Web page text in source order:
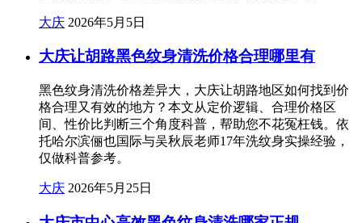
大庆 2026年5月5日
大庆让胡路黑色纹身清洗价格合理哪里有
黑色纹身清洗价格差异大，大庆让胡路地区如何找到价
格合理又有效的地方？本文从定价逻辑、合理价格区
间、性价比判断三个角度科普，帮助您不花冤枉钱。依
托哈尔滨俪也国际与吴秋辰老师17年洗纹身实操经验，
仅做科普参考。
大庆 2026年5月25日